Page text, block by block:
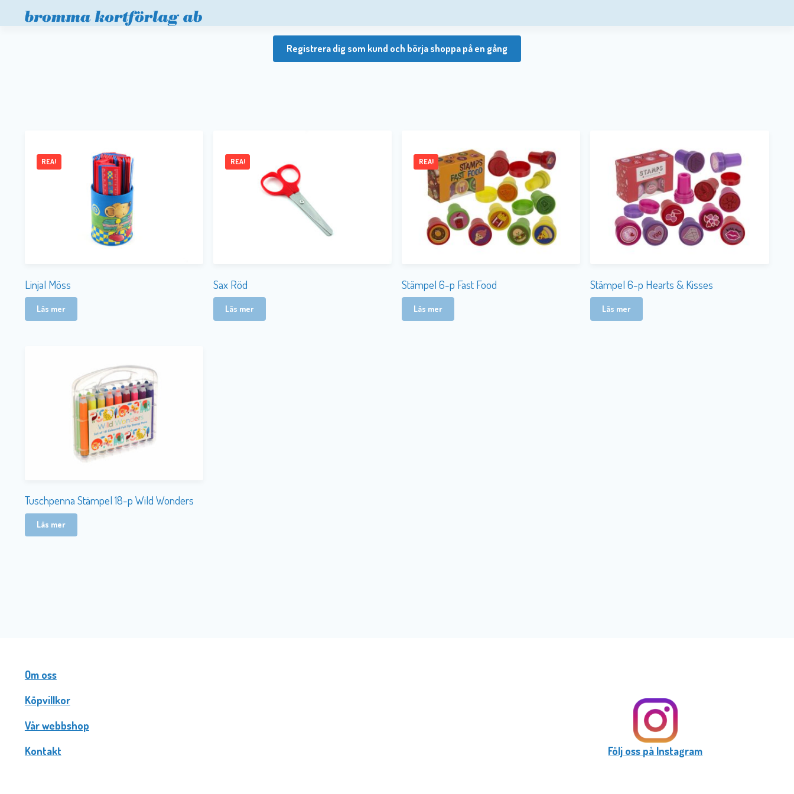
Registrera dig som kund och börja shoppa på en gång
Linjal Möss
REA!
Läs mer
Sax Röd
REA!
Läs mer
Stämpel 6-p Fast Food
REA!
Läs mer
Stämpel 6-p Hearts & Kisses
Läs mer
Tuschpenna Stämpel 18-p Wild Wonders
Läs mer
Om oss
Köpvillkor
Vår webbshop
Kontakt
Följ oss på Instagram